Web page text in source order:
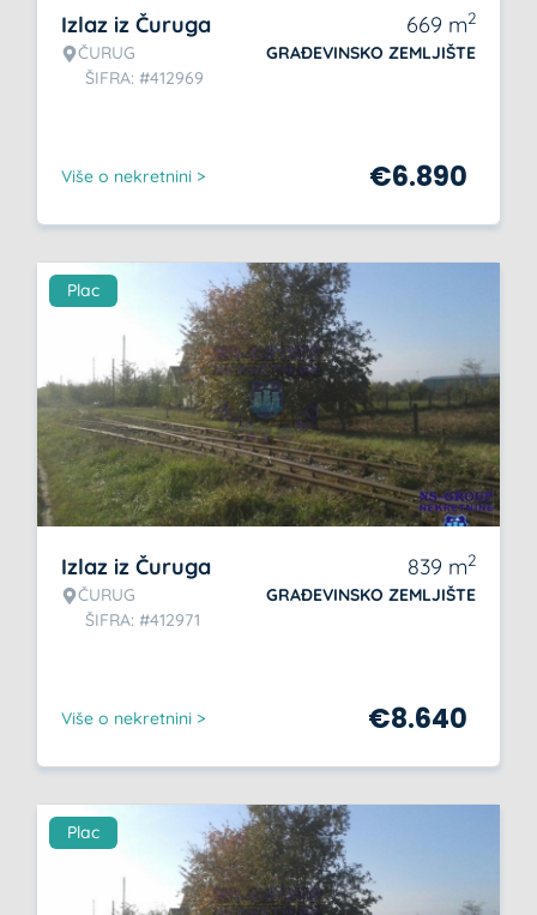
Izlaz iz Čuruga
ČURUG
ŠIFRA: #412969
669 m2
GRAĐEVINSKO ZEMLJIŠTE
Više o nekretnini > €6.890
Plac
Izlaz iz Čuruga
ČURUG
ŠIFRA: #412971
839 m2
GRAĐEVINSKO ZEMLJIŠTE
Više o nekretnini > €8.640
Plac